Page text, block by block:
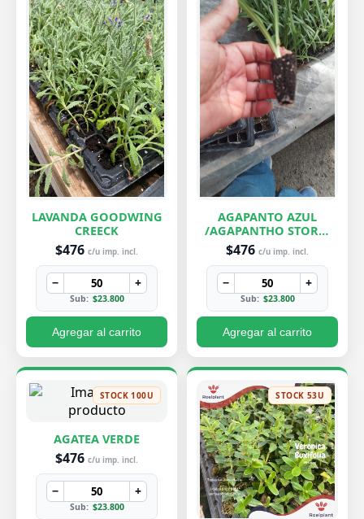
LAVANDA GOODWING
CREECK
$476 c/u imp. incl.
− +
Sub: $23.800
Agregar al carrito
AGAPANTO AZUL
/AGAPANTHO STORM
CLOUD
$476 c/u imp. incl.
− +
Sub: $23.800
Agregar al carrito
STOCK 100U
AGATEA VERDE
$476 c/u imp. incl.
− +
Sub: $23.800
STOCK 53U